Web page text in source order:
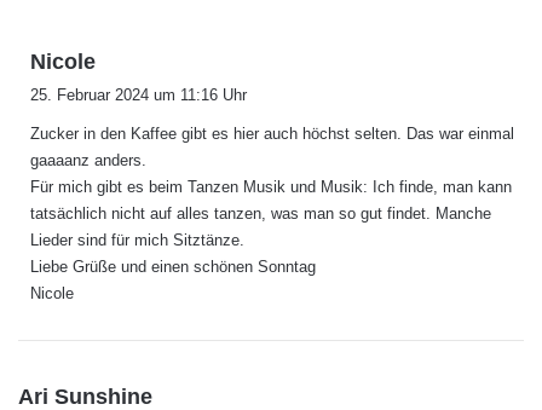
Nicole
:
25. Februar 2024 um 11:16 Uhr
Zucker in den Kaffee gibt es hier auch höchst selten. Das war einmal
gaaaanz anders.
Für mich gibt es beim Tanzen Musik und Musik: Ich finde, man kann
tatsächlich nicht auf alles tanzen, was man so gut findet. Manche
Lieder sind für mich Sitztänze.
Liebe Grüße und einen schönen Sonntag
Nicole
Ari Sunshine